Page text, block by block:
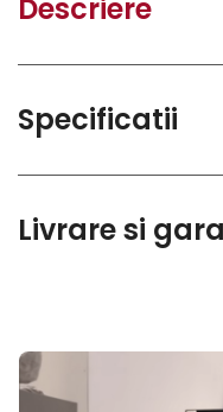
Descriere
Specificatii
Livrare si